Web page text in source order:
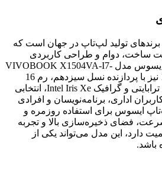
تولید لپ‌تاپ در جهان است که
ساخت، دوام و طراحی کاربردی
شناخته می‌شوند. لپ‌تاپ ایسوس مدل VIVOBOOK X1504VA-I7-
1335-16GB-1T SSD-IRIS نیز با پردازنده نسل سیزدهم، رم 16
گیگابایت، حافظه SSD یک ترابایتی و گرافیک Intel Iris Xe، انتخابی
اداری، برنامه‌نویسان و افرادی
ایسوس برای استفاده روزمره و
فضای ذخیره‌سازی بالا و تجربه
دارد، این مدل می‌تواند یکی از
باشد.